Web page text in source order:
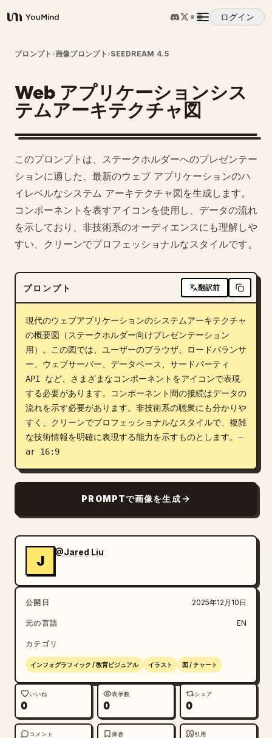
YouMind
ログイン
概要
ユースケース
スキル
プロンプト
料金
ダウンロード
ブログ
更新情報
プロンプト ›画像プロンプト ›SEEDREAM 4.5
Web アプリケーションシス
テムアーキテクチャ図
このプロンプトは、ステークホルダーへのプレゼンテー
ションに適した、最新のウェブ アプリケーションのハ
イレベルなシステム アーキテクチャ図を生成します。
コンポーネントを表すアイコンを使用し、データの流れ
を示しており、非技術系のオーディエンスにも理解しや
すい、クリーンでプロフェッショナルなスタイルです。
プロンプト 翻訳前
現代のウェブアプリケーションのシステムアーキテクチャ
の概要図（ステークホルダー向けプレゼンテーション
用）。この図では、ユーザーのブラウザ、ロードバランサ
ー、ウェブサーバー、データベース、サードパーティ
API など、さまざまなコンポーネントをアイコンで表現
する必要があります。コンポーネント間の接続はデータの
流れを示す必要があります。非技術系の聴衆にも分かりや
すく、クリーンでプロフェッショナルなスタイルで、複雑
な技術情報を明確に表現する能力を示すものとします。–
ar 16:9
PROMPTで画像を生成
J
@Jared Liu
公開日 2025年12月10日
元の言語 EN
カテゴリ
インフォグラフィック / 教育ビジュアル イラスト 図 / チャート
いいね
0
表示数
0
シェア
0
コメント 保存 引用